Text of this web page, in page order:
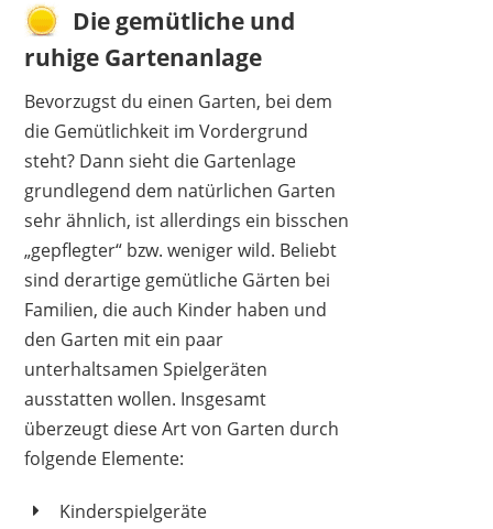
Die gemütliche und
ruhige Gartenanlage
Bevorzugst du einen Garten, bei dem
die Gemütlichkeit im Vordergrund
steht? Dann sieht die Gartenlage
grundlegend dem natürlichen Garten
sehr ähnlich, ist allerdings ein bisschen
„gepflegter“ bzw. weniger wild. Beliebt
sind derartige gemütliche Gärten bei
Familien, die auch Kinder haben und
den Garten mit ein paar
unterhaltsamen Spielgeräten
ausstatten wollen. Insgesamt
überzeugt diese Art von Garten durch
folgende Elemente:
Kinderspielgeräte